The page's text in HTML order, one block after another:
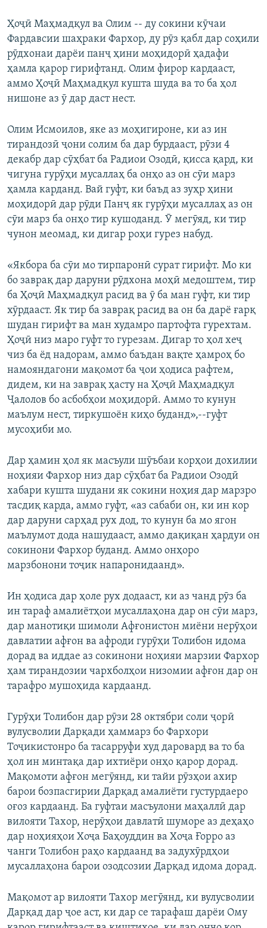
Ҳоҷӣ Маҳмадқул ва Олим -- ду сокини кӯчаи
Фардавсии шаҳраки Фархор, ду рӯз қабл дар соҳили
рӯдхонаи дарёи панҷ ҳини моҳидорӣ ҳадафи
ҳамла қарор гирифтанд. Олим фирор кардааст,
аммо Ҳоҷӣ Маҳмадқул кушта шуда ва то ба ҳол
нишоне аз ӯ дар даст нест.
Олим Исмоилов, яке аз моҳигироне, ки аз ин
тирандозӣ ҷони солим ба дар бурдааст, рӯзи 4
декабр дар сӯҳбат ба Радиои Озодӣ, қисса қард, ки
чигуна гурӯҳи мусаллаҳ ба онҳо аз он сӯи марз
ҳамла карданд. Вай гуфт, ки баъд аз зуҳр ҳини
моҳидорӣ дар рӯди Панҷ як гурӯҳи мусаллаҳ аз он
сӯи марз ба онҳо тир кушоданд. Ӯ мегӯяд, ки тир
чунон меомад, ки дигар роҳи гурез набуд.
«Якбора ба сӯи мо тирпаронӣ сурат гирифт. Мо ки
бо заврақ дар даруни рӯдхона моҳӣ медоштем, тир
ба Ҳоҷӣ Маҳмадқул расид ва ӯ ба ман гуфт, ки тир
хӯрдааст. Як тир ба заврақ расид ва он ба дарё ғарқ
шудан гирифт ва ман худамро партофта гурехтам.
Ҳоҷӣ низ маро гуфт то гурезам. Дигар то ҳол хеҷ
чиз ба ёд надорам, аммо баъдан вақте ҳамроҳ бо
намояндагони мақомот ба ҷои ҳодиса рафтем,
дидем, ки на заврақ ҳасту на Ҳоҷӣ Маҳмадқул
Ҷалолов бо асбобҳои моҳидорӣ. Аммо то кунун
маълум нест, тиркушоён киҳо буданд»,--гуфт
мусоҳиби мо.
Дар ҳамин ҳол як масъули шӯъбаи корҳои дохилии
ноҳияи Фархор низ дар сӯҳбат ба Радиои Озодӣ
хабари кушта шудани як сокини ноҳия дар марзро
тасдиқ карда, аммо гуфт, «аз сабаби он, ки ин кор
дар даруни сарҳад рух дод, то кунун ба мо ягон
маълумот дода нашудааст, аммо дақиқан ҳардуи он
сокинони Фархор буданд. Аммо онҳоро
марзбонони тоҷик напаронидаанд».
Ин ҳодиса дар ҳоле рух додааст, ки аз чанд рӯз ба
ин тараф амалиётҳои мусаллаҳона дар он сӯи марз,
дар манотиқи шимоли Афғонистон миёни нерӯҳои
давлатии афғон ва афроди гурӯҳи Толибон идома
дорад ва иддае аз сокинони ноҳияи марзии Фархор
ҳам тирандозии чархболҳои низомии афғон дар он
тарафро мушоҳида кардаанд.
Гурӯҳи Толибон дар рӯзи 28 октябри соли ҷорӣ
вулусволии Дарқади ҳаммарз бо Фархори
Тоҷикистонро ба тасарруфи худ даровард ва то ба
ҳол ин минтақа дар ихтиёри онҳо қарор дорад.
Мақомоти афғон мегӯянд, ки тайи рӯзҳои ахир
барои бозпасгирии Дарқад амалиёти густурдаеро
оғоз кардаанд. Ба гуфтаи масъулони маҳаллӣ дар
вилояти Тахор, нерӯҳои давлатӣ шуморе аз деҳаҳо
дар ноҳияҳои Хоҷа Баҳоуддин ва Хоҷа Ғорро аз
чанги Толибон раҳо кардаанд ва задухӯрдҳои
мусаллаҳона барои озодсозии Дарқад идома дорад.
Мақомот ар вилояти Тахор мегӯянд, ки вулусволии
Дарқад дар ҷое аст, ки дар се тарафаш дарёи Ому